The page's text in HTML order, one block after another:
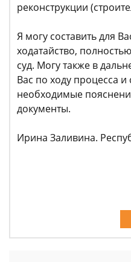
реконструкции
Я могу составить для
ходатайство,
суд. Могу также в
Вас по ходу процесса и
необходимые
документы.
Ирина Заливина.